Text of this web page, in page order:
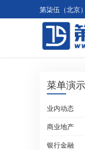
第柒伍（北京
菜单演示
业内动态
商业地产
银行金融